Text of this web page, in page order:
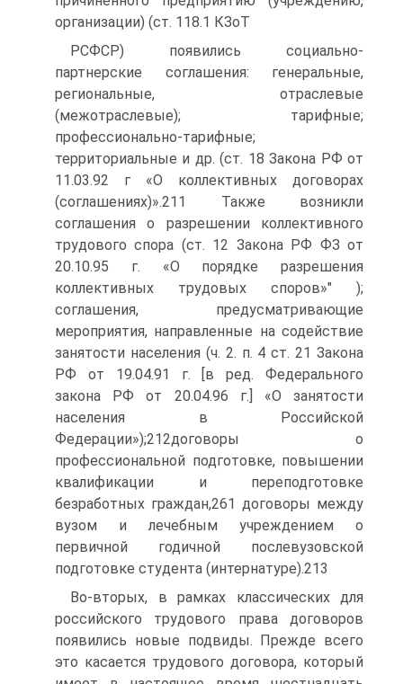
организации) (ст. 118.1 КЗоТ
РСФСР) появились социально-
партнерские соглашения: генеральные,
региональные, отраслевые
(межотраслевые); тарифные;
профессионально-тарифные;
территориальные и др. (ст. 18 Закона РФ от
11.03.92 г «О коллективных договорах
(соглашениях)».211 Также возникли
соглашения о разрешении коллективного
трудового спора (ст. 12 Закона РФ ФЗ от
20.10.95 г. «О порядке разрешения
коллективных трудовых споров»" );
соглашения, предусматривающие
мероприятия, направленные на содействие
занятости населения (ч. 2. п. 4 ст. 21 Закона
РФ от 19.04.91 г. [в ред. Федерального
закона РФ от 20.04.96 г.] «О занятости
населения в Российской
Федерации»);212договоры о
профессиональной подготовке, повышении
квалификации и переподготовке
безработных граждан,261 договоры между
вузом и лечебным учреждением о
первичной годичной послевузовской
подготовке студента (интернатуре).213
Во-вторых, в рамках классических для
российского трудового права договоров
появились новые подвиды. Прежде всего
это касается трудового договора, который